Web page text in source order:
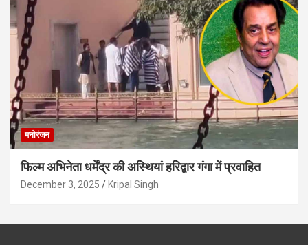
मनोरंजन
फिल्म अभिनेता धर्मेंद्र की अस्थियां हरिद्वार गंगा में प्रवाहित
December 3, 2025 Kripal Singh